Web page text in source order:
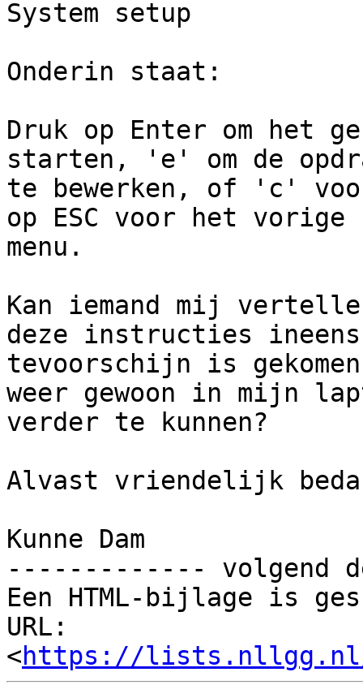
System setup
Onderin staat:
Druk op Enter om het
starten, 'e' om de
te bewerken, of 'c'
op ESC voor het vorige
menu.
Kan iemand mij
deze instructies ineens
tevoorschijn is
weer gewoon in mijn
verder te kunnen?
Alvast vriendelijk
Kunne Dam
------------- volgend
Een HTML-bijlage is
URL:
<https://lists.nllgg.nl/